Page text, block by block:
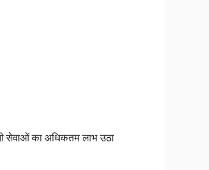
सेवाओं का अधिकतम लाभ उठा